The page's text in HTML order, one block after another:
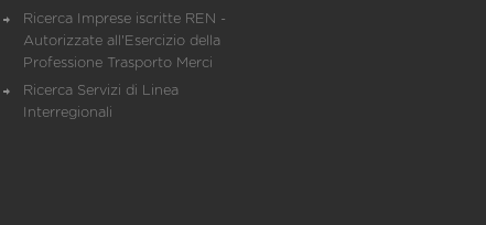
Ricerca Imprese iscritte REN -
Autorizzate all'Esercizio della
Professione Trasporto Merci
Ricerca Servizi di Linea
Interregionali